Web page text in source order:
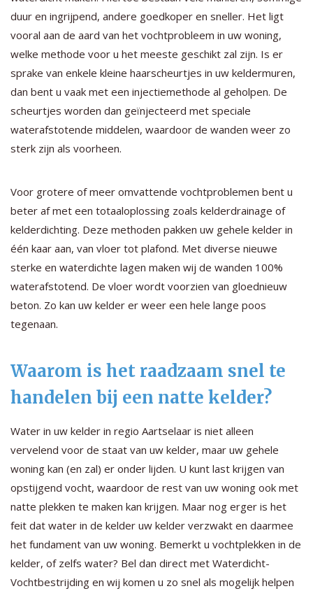
duur en ingrijpend, andere goedkoper en sneller. Het ligt
vooral aan de aard van het vochtprobleem in uw woning,
welke methode voor u het meeste geschikt zal zijn. Is er
sprake van enkele kleine haarscheurtjes in uw keldermuren,
dan bent u vaak met een injectiemethode al geholpen. De
scheurtjes worden dan geïnjecteerd met speciale
waterafstotende middelen, waardoor de wanden weer zo
sterk zijn als voorheen.
Voor grotere of meer omvattende vochtproblemen bent u
beter af met een totaaloplossing zoals kelderdrainage of
kelderdichting. Deze methoden pakken uw gehele kelder in
één kaar aan, van vloer tot plafond. Met diverse nieuwe
sterke en waterdichte lagen maken wij de wanden 100%
waterafstotend. De vloer wordt voorzien van gloednieuw
beton. Zo kan uw kelder er weer een hele lange poos
tegenaan.
Waarom is het raadzaam snel te
handelen bij een natte kelder?
Water in uw kelder in regio Aartselaar is niet alleen
vervelend voor de staat van uw kelder, maar uw gehele
woning kan (en zal) er onder lijden. U kunt last krijgen van
opstijgend vocht, waardoor de rest van uw woning ook met
natte plekken te maken kan krijgen. Maar nog erger is het
feit dat water in de kelder uw kelder verzwakt en daarmee
het fundament van uw woning. Bemerkt u vochtplekken in de
kelder, of zelfs water? Bel dan direct met Waterdicht-
Vochtbestrijding en wij komen u zo snel als mogelijk helpen